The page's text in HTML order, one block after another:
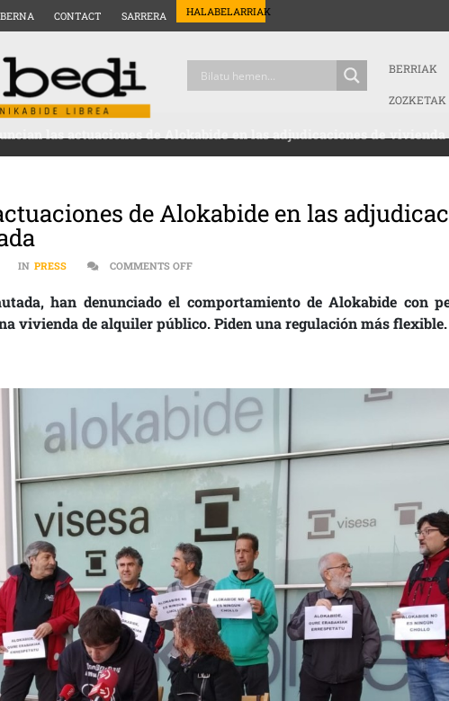
CONTACT SARRERA HALABELARRIAK
BERRIAK
ZOZKETAK
las actuaciones de Alokabide en las adjudicaciones de vivienda
de Alokabide en las
IN PRESS COMMENTS OFFON [:ES]DENUNCIAN LAS ACTUACIONES DE
han denunciado el comportamiento de Alokabide con
vivienda de alquiler público. Piden una regulación más flexible.